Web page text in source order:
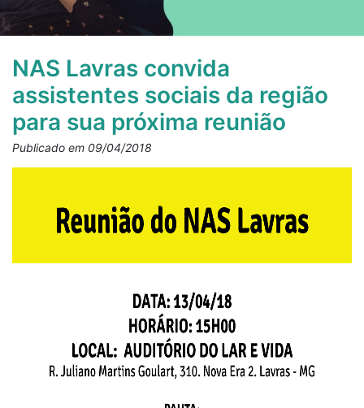
NAS Lavras convida
assistentes sociais da região
para sua próxima reunião
Publicado em 09/04/2018